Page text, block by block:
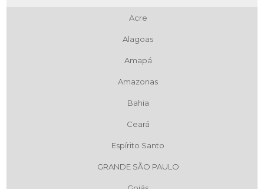
Acre
Alagoas
Amapá
Amazonas
Bahia
Ceará
Espírito Santo
GRANDE SÃO PAULO